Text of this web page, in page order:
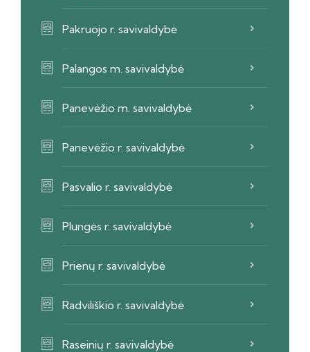
Pakruojo r. savivaldybė
Palangos m. savivaldybė
Panevėžio m. savivaldybė
Panevėžio r. savivaldybė
Pasvalio r. savivaldybė
Plungės r. savivaldybė
Prienų r. savivaldybė
Radviliškio r. savivaldybė
Raseinių r. savivaldybė